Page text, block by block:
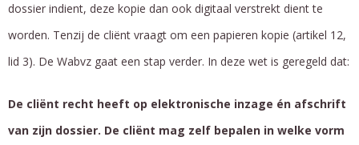
dossier indient, deze kopie dan ook digitaal verstrekt dient te
worden. Tenzij de cliënt vraagt om een papieren kopie (artikel 12,
lid 3). De Wabvz gaat een stap verder. In deze wet is geregeld dat:
De cliënt recht heeft op elektronische inzage én afschrift
van zijn dossier. De cliënt mag zelf bepalen in welke vorm